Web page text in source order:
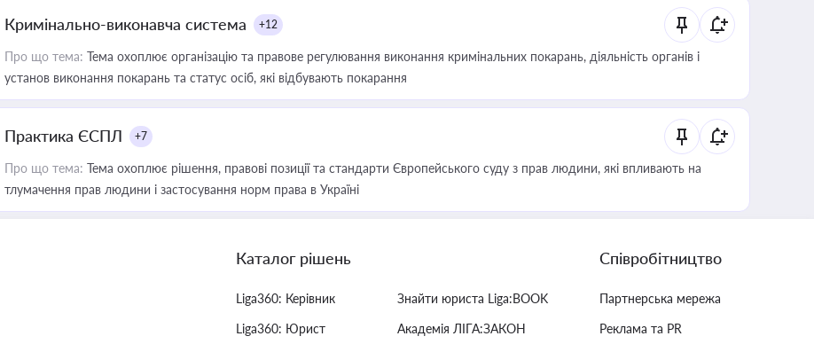
Кримінально-виконавча система +12
Про що тема: Тема охоплює організацію та правове регулювання виконання кримінальних покарань, діяльність органів і
установ виконання покарань та статус осіб, які відбувають покарання
Практика ЄСПЛ +7
Про що тема: Тема охоплює рішення, правові позиції та стандарти Європейського суду з прав людини, які впливають на
тлумачення прав людини і застосування норм права в Україні
Каталог рішень
Liga360: Керівник
Liga360: Юрист
Знайти юриста Liga:BOOK
Академія ЛІГА:ЗАКОН
Співробітництво
Партнерська мережа
Реклама та PR